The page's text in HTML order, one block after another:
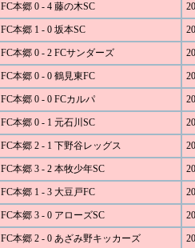
FC本郷 0 - 4 藤の木SC
FC本郷 1 - 0 坂本SC
FC本郷 0 - 2 FCサンダーズ
FC本郷 0 - 0 鶴見東FC
FC本郷 0 - 0 FCカルパ
FC本郷 0 - 1 元石川SC
FC本郷 2 - 1 下野谷レッグス
FC本郷 3 - 2 本牧少年SC
FC本郷 1 - 3 大豆戸FC
FC本郷 3 - 0 アローズSC
FC本郷 2 - 0 あざみ野キッカーズ